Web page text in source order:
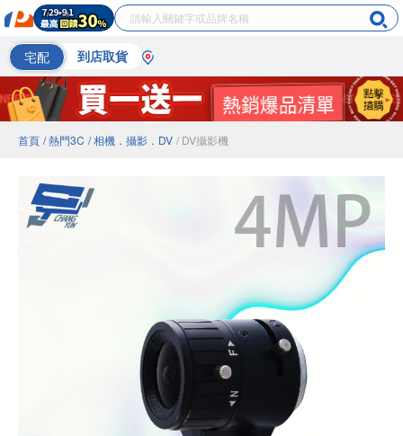
宅配 到店取貨
首頁 / 熱門3C / 相機．攝影．DV / DV攝影機